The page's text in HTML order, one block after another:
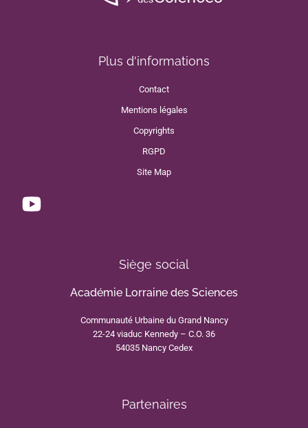
Plus d'informations
Contact
Mentions légales
Copyrights
RGPD
Site Map
Siège social
Académie Lorraine des Sciences
Communauté Urbaine du Grand Nancy
22-24 viaduc Kennedy – C.O. 36
54035 Nancy Cedex
Partenaires